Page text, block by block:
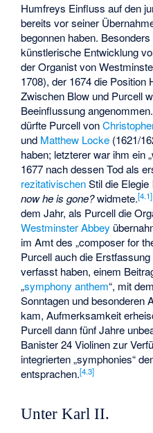
Humfreys Einfluss auf den
bereits vor seiner
begonnen haben.
künstlerische Entwicklung
der Organist von
1708), der 1674 die Position
Zwischen Blow und Purcell
Beeinflussung
dürfte Purcell von
und Matthew Locke (1621/
haben; letzterer war ihm ein
1677 nach dessen Tod als
rezitativischenStil die Elegie
now he is gone?widmete.[4.1]
dem Jahr, als Purcell die
Westminster Abbey
im Amt des „composer for
Purcell auch die
verfasst haben, einem
„symphony anthem“, mit
Sonntagen und besonderen
kam, Aufmerksamkeit
Purcell dann fünf Jahre
Banister24 Violinen zur
integrierten „symphonies“
entsprachen.[4.3]
Unter Karl II.